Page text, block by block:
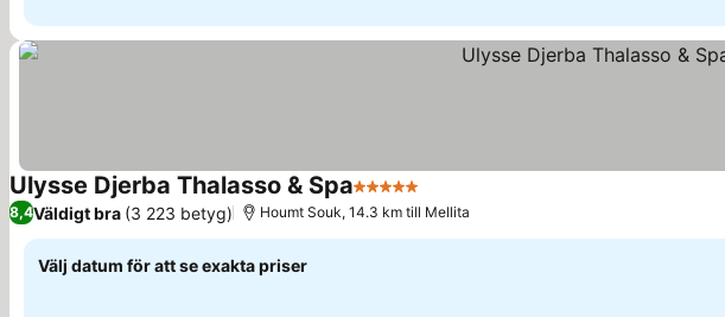
Ulysse Djerba Thalasso & Spa5 Stjärnor
8,4Väldigt bra (3 223 betyg) Houmt Souk, 14.3 km till Mellita
Välj datum för att se exakta priser